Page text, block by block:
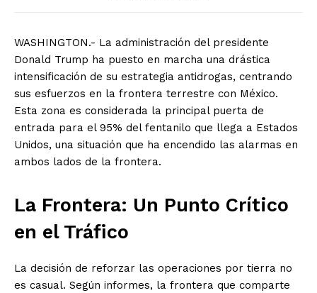
WASHINGTON.- La administración del presidente
Donald Trump ha puesto en marcha una drástica
intensificación de su estrategia antidrogas, centrando
sus esfuerzos en la frontera terrestre con México.
Esta zona es considerada la principal puerta de
entrada para el 95% del fentanilo que llega a Estados
Unidos, una situación que ha encendido las alarmas en
ambos lados de la frontera.
La Frontera: Un Punto Crítico
en el Tráfico
La decisión de reforzar las operaciones por tierra no
es casual. Según informes, la frontera que comparte